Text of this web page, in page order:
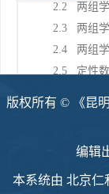
2.5 定性
3.3 提高
版权所有 © 《昆
编辑
本系统由 北京仁